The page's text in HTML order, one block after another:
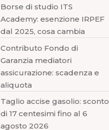
Borse di studio ITS
Academy: esenzione IRPEF
dal 2025, cosa cambia
Contributo Fondo di
Garanzia mediatori
assicurazione: scadenza e
aliquota
Taglio accise gasolio: sconto
di 17 centesimi fino al 6
agosto 2026